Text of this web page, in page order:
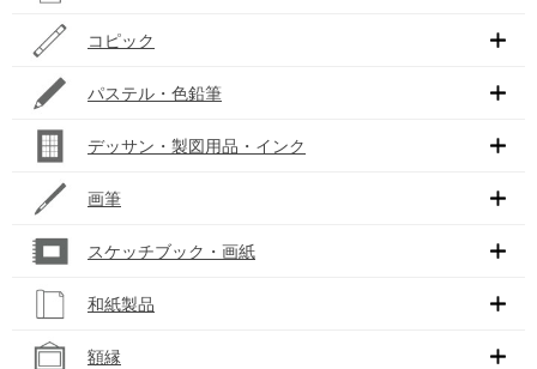
コピック
パステル・色鉛筆
デッサン・製図用品・インク
画筆
スケッチブック・画紙
和紙製品
額縁